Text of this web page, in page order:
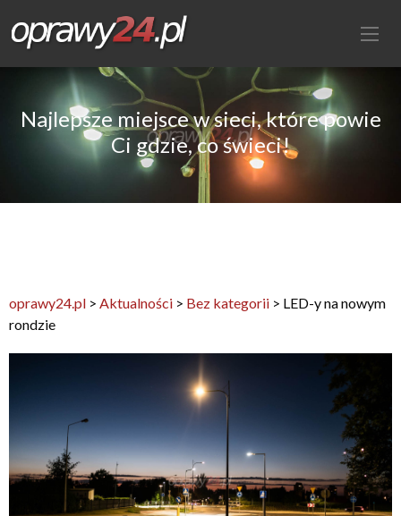
Najlepsze miejsce w sieci, które powie
Ci gdzie, co świeci!
oprawy24.pl > Aktualności > Bez kategorii > LED-y na nowym
rondzie